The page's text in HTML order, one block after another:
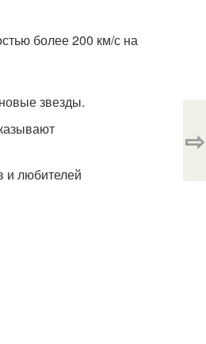
более 200 км/с на
звезды.
и любителей
⇨